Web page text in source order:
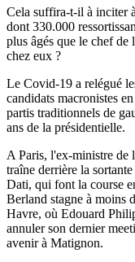
Cela suffira-t-il à inciter
dont 330.000
plus âgés que le chef de
chez eux ?
Le Covid-19 a relégué
candidats macronistes
partis traditionnels de
ans de la présidentielle.
A Paris, l'ex-ministre de
traîne derrière la
Dati, qui font la course
Berland stagne à moins
Havre, où Edouard
annuler son dernier
avenir à Matignon.